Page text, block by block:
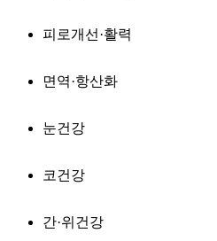
피로개선·활력
면역·항산화
눈건강
코건강
간·위건강